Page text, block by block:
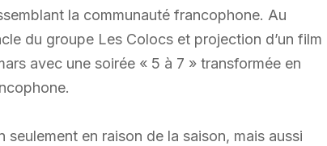
la communauté francophone. Au
du groupe Les Colocs et projection d’un film
avec une soirée « 5 à 7 » transformée en
en raison de la saison, mais aussi